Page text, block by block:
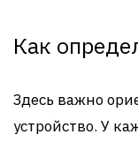
Как
Здесь важно
устройство. У